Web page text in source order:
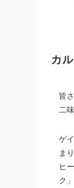
カ
皆
二
ゲ
ま
ヒ
ク